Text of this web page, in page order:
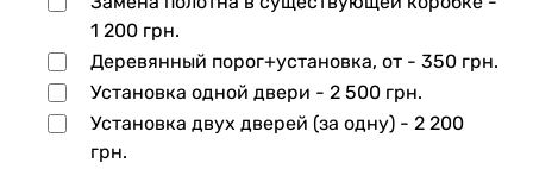
1 200 грн.
Деревянный порог+установка, от - 350 грн.
Установка одной двери - 2 500 грн.
Установка двух дверей (за одну) - 2 200
грн.